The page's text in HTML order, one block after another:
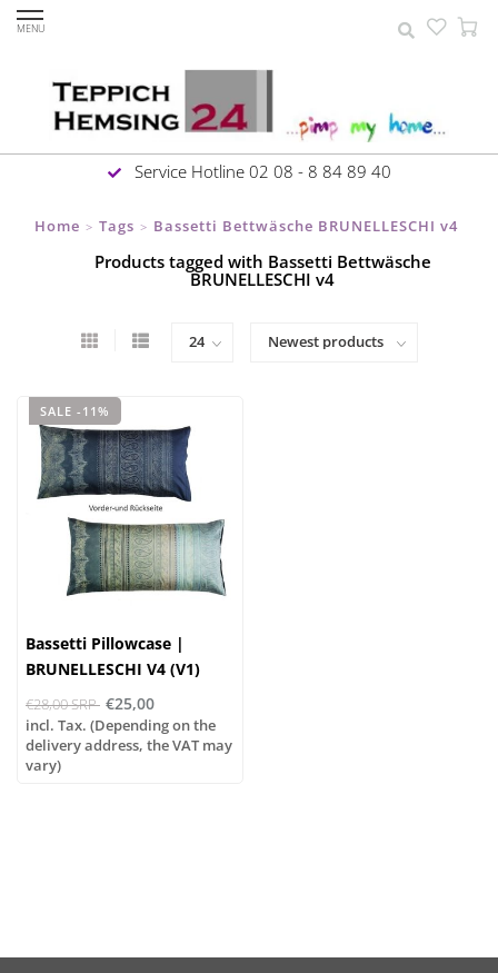
MENU
Service Hotline 02 08 - 8 84 89 40
Home > Tags > Bassetti Bettwäsche BRUNELLESCHI v4
Products tagged with Bassetti Bettwäsche
BRUNELLESCHI v4
SALE -11%
Bassetti Pillowcase |
BRUNELLESCHI V4 (V1)
green | 100% cotton
€28,00 SRP €25,00
incl. Tax. (Depending on the
delivery address, the VAT may
vary)